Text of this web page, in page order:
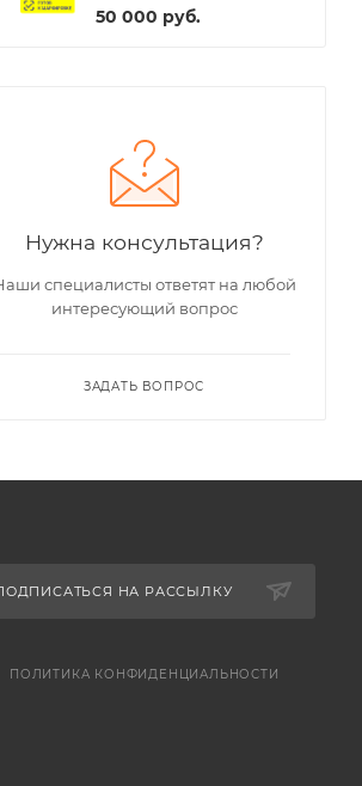
50 000 руб.
Нужна консультация?
специалисты ответят на любой
интересующий вопрос
ЗАДАТЬ ВОПРОС
НА РАССЫЛКУ
ПОЛИТИКА КОНФИДЕНЦИАЛЬНОСТИ